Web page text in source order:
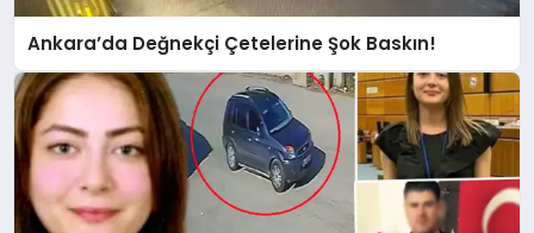
Ankara’da Değnekçi Çetelerine Şok Baskın!